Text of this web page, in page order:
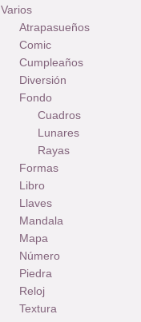
Varios
Atrapasueños
Comic
Cumpleaños
Diversión
Fondo
Cuadros
Lunares
Rayas
Formas
Libro
Llaves
Mandala
Mapa
Número
Piedra
Reloj
Textura